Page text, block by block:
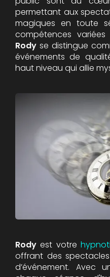
permettant aux
magiques en toute
compétences
Rody se distingue
événements de
haut niveau qui allie
Rody est votre
offrant des
d’événement. Avec